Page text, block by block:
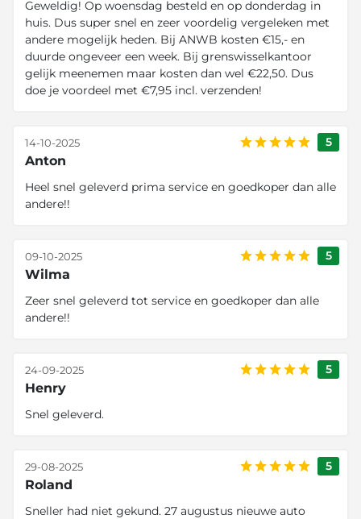
Geweldig! Op woensdag besteld en op donderdag in
huis. Dus super snel en zeer voordelig vergeleken met
andere mogelijk heden. Bij ANWB kosten €15,- en
duurde ongeveer een week. Bij grenswisselkantoor
gelijk meenemen maar kosten dan wel €22,50. Dus
doe je voordeel met €7,95 incl. verzenden!
5
Anton
14-10-2025
Heel snel geleverd prima service en goedkoper dan alle
andere!!
5
Wilma
09-10-2025
Zeer snel geleverd tot service en goedkoper dan alle
andere!!
5
Henry
24-09-2025
Snel geleverd.
5
Roland
29-08-2025
Sneller had niet gekund. 27 augustus nieuwe auto